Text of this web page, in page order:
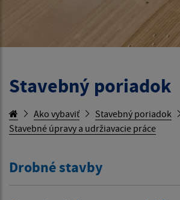
Stavebný poriadok
Ako vybaviť
Stavebný poriadok
Stavebné úpravy a udržiavacie práce
Drobné stavby